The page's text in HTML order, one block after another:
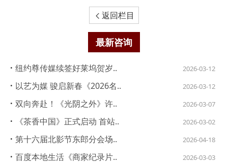
 返回栏目
最新咨询
· 纽约尊传媒续签好莱坞贺岁.. 2026-03-12
· 以艺为媒 骏启新春《2026名.. 2026-03-12
· 双向奔赴！《光阴之外》许.. 2026-03-07
· 《茶香中国》正式启动 首站.. 2026-03-02
· 第十六届北影节东郎分会场.. 2026-04-18
· 百度本地生活《商家纪录片.. 2026-03-03